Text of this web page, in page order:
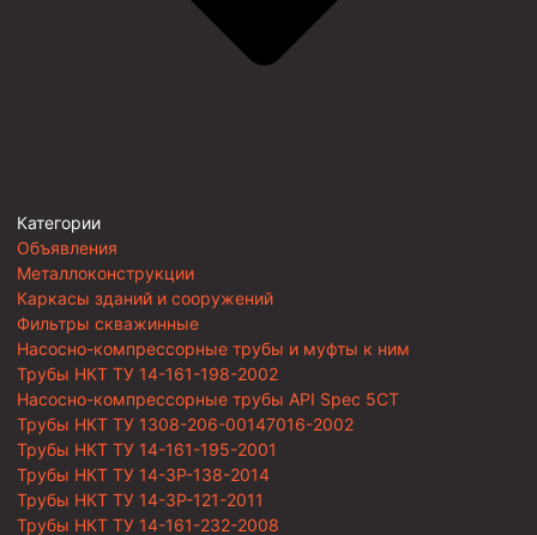
Категории
Объявления
Металлоконструкции
Каркасы зданий и сооружений
Фильтры скважинные
Насосно-компрессорные трубы и муфты к ним
Трубы НКТ ТУ 14-161-198-2002
Насосно-компрессорные трубы API Spec 5CT
Трубы НКТ ТУ 1308-206-00147016-2002
Трубы НКТ ТУ 14-161-195-2001
Трубы НКТ ТУ 14-3Р-138-2014
Трубы НКТ ТУ 14-3Р-121-2011
Трубы НКТ ТУ 14-161-232-2008